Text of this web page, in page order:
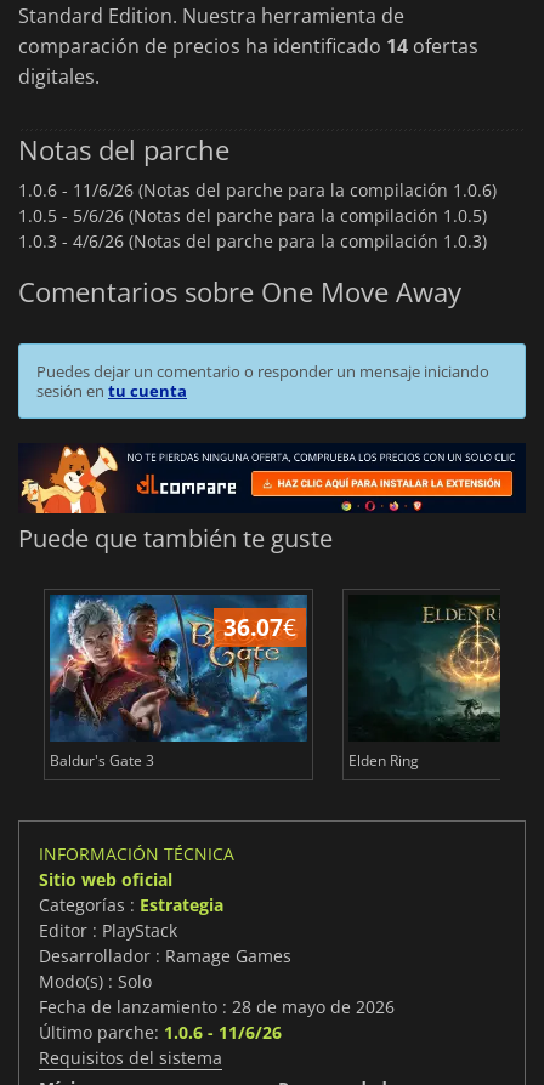
Standard Edition. Nuestra herramienta de
comparación de precios ha identificado 14 ofertas
digitales.
Notas del parche
1.0.6 - 11/6/26 (Notas del parche para la compilación 1.0.6)
1.0.5 - 5/6/26 (Notas del parche para la compilación 1.0.5)
1.0.3 - 4/6/26 (Notas del parche para la compilación 1.0.3)
Comentarios sobre One Move Away
Puedes dejar un comentario o responder un mensaje iniciando
sesión en tu cuenta
Puede que también te guste
36.07€
Baldur's Gate 3 Elden Ring
INFORMACIÓN TÉCNICA
Sitio web oficial
Categorías : Estrategia
Editor : PlayStack
Desarrollador : Ramage Games
Modo(s) : Solo
Fecha de lanzamiento : 28 de mayo de 2026
Último parche: 1.0.6 - 11/6/26
Requisitos del sistema